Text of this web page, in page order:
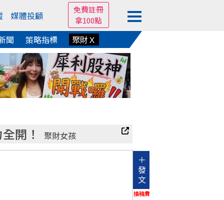
媒體投顧
免費註冊
拿100點
聞 策略指標 聚財Ｘ
開！
聚財女孩
＋
發
文
換稿費